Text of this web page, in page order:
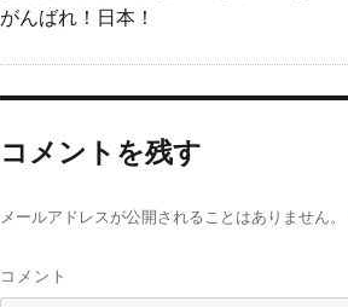
がんばれ！日本！
コメントを残す
メールアドレスが公開されることはありません。
コメント